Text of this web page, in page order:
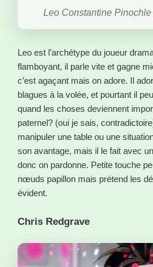
Leo Constantine
Leo est l’archétype du joueur
flamboyant, il parle vite et gagne
c’est agaçant mais on adore. Il
blagues à la volée, et pourtant il
quand les choses deviennent
paternel? (oui je sais,
manipuler une table ou une
son avantage, mais il le fait avec
donc on pardonne. Petite touche
nœuds papillon mais prétend les
évident.
Chris Redgrave